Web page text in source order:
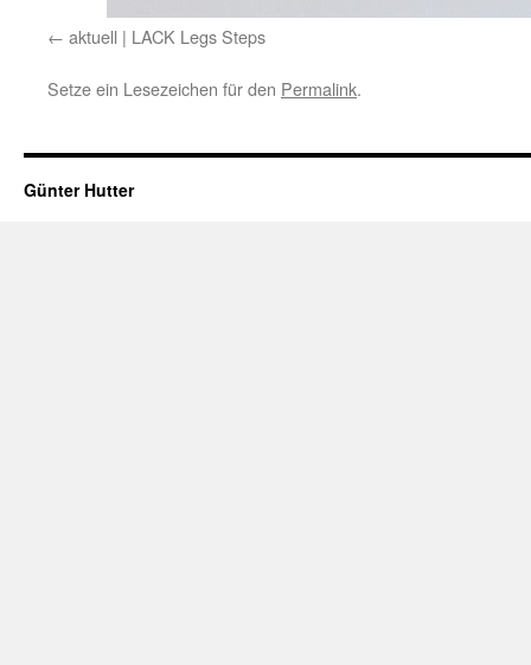
aktuell | LACK Legs Steps
Setze ein Lesezeichen für den Permalink.
Günter Hutter